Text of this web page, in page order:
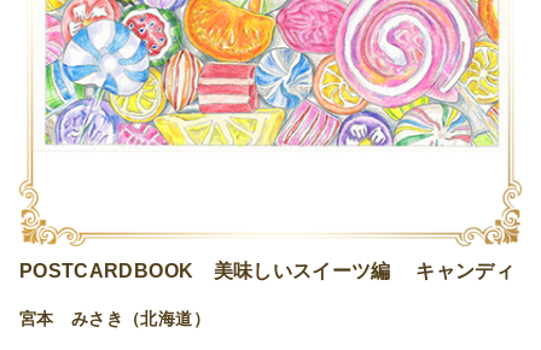
POSTCARDBOOK 美味しいスイーツ編 キャンディ
宮本 みさき（北海道）